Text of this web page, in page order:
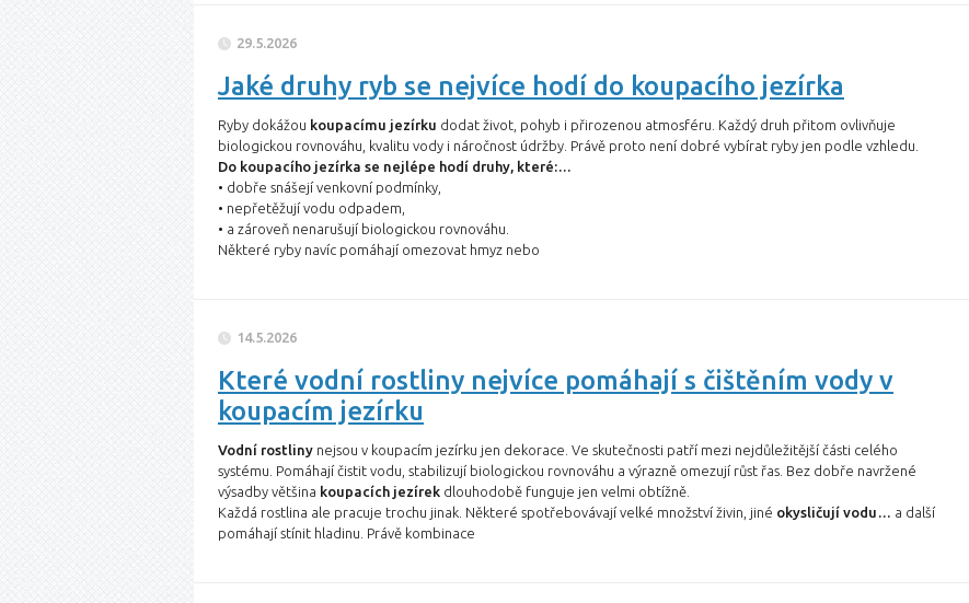
29.5.2026
Jaké druhy ryb se nejvíce hodí do koupacího jezírka
Ryby dokážou koupacímu jezírku dodat život, pohyb i přirozenou atmosféru. Každý druh přitom ovlivňuje
biologickou rovnováhu, kvalitu vody i náročnost údržby. Právě proto není dobré vybírat ryby jen podle vzhledu.
Do koupacího jezírka se nejlépe hodí druhy, které:…
• dobře snášejí venkovní podmínky,
• nepřetěžují vodu odpadem,
• a zároveň nenarušují biologickou rovnováhu.
Některé ryby navíc pomáhají omezovat hmyz nebo
14.5.2026
Které vodní rostliny nejvíce pomáhají s čištěním vody v
koupacím jezírku
Vodní rostliny nejsou v koupacím jezírku jen dekorace. Ve skutečnosti patří mezi nejdůležitější části celého
systému. Pomáhají čistit vodu, stabilizují biologickou rovnováhu a výrazně omezují růst řas. Bez dobře navržené
výsadby většina koupacích jezírek dlouhodobě funguje jen velmi obtížně.
Každá rostlina ale pracuje trochu jinak. Některé spotřebovávají velké množství živin, jiné okysličují vodu… a další
pomáhají stínit hladinu. Právě kombinace